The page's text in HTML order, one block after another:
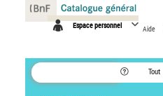
Espace personnel Aide
Tout
Panneau de gestion des cookies